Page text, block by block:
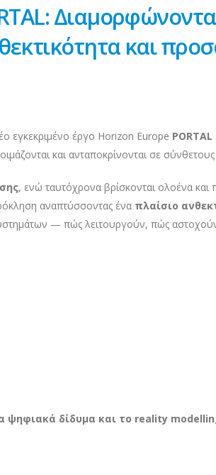
και
εγκεκριμένο έργο Horizon Europe PORTAL
και ανταποκρίνονται σε
, ενώ ταυτόχρονα βρίσκονται ολοένα και
αναπτύσσοντας ένα πλαίσιο
— πώς λειτουργούν, πώς
ψηφιακά δίδυμα και το reality